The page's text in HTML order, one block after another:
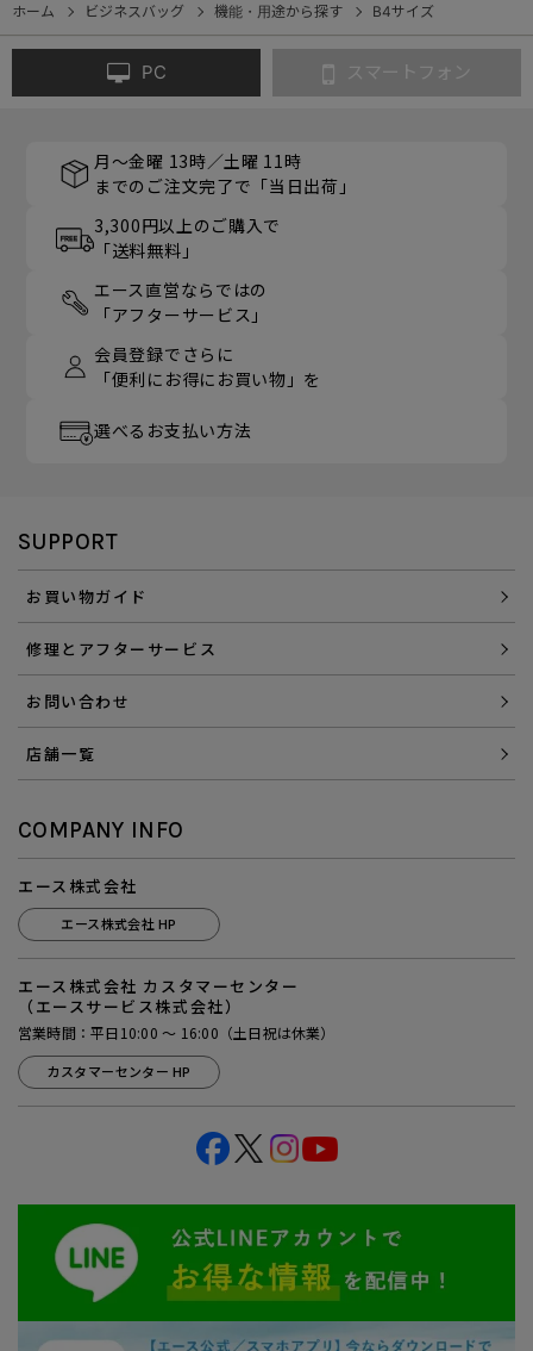
ホーム
ビジネスバッグ 機能・用途から探す B4サイズ
PC スマートフォン
月～金曜 13時／土曜 11時
までのご注文完了で「当日出荷」
3,300円以上のご購入で
「送料無料」
エース直営ならではの
「アフターサービス」
会員登録でさらに
「便利にお得にお買い物」を
選べるお支払い方法
SUPPORT
お買い物ガイド
修理とアフターサービス
お問い合わせ
店舗一覧
COMPANY INFO
エース株式会社
エース株式会社 HP
エース株式会社 カスタマーセンター
（エースサービス株式会社）
営業時間：平日10:00 ～ 16:00（土日祝は休業）
カスタマーセンター HP